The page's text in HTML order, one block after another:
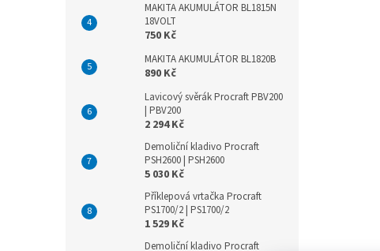
MAKITA AKUMULÁTOR BL1815N
18VOLT
750 Kč
MAKITA AKUMULÁTOR BL1820B
890 Kč
Lavicový svěrák Procraft PBV200
| PBV200
2 294 Kč
Demoliční kladivo Procraft
PSH2600 | PSH2600
5 030 Kč
Příklepová vrtačka Procraft
PS1700/2 | PS1700/2
1 529 Kč
Demoliční kladivo Procraft